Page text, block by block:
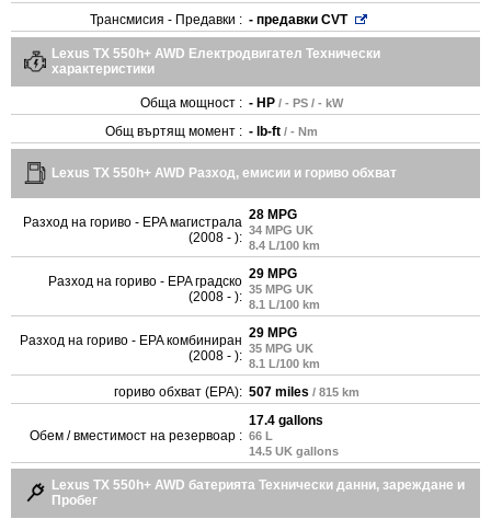
Трансмисия - Предавки : - предавки CVT
Lexus TX 550h+ AWD Електродвигател Технически
характеристики
Обща мощност : - HP / - PS / - kW
Общ въртящ момент : - lb-ft / - Nm
Lexus TX 550h+ AWD Разход, емисии и гориво обхват
Разход на гориво - EPA магистрала
(2008 - ):
28 MPG
34 MPG UK
8.4 L/100 km
Разход на гориво - EPA градско
(2008 - ):
29 MPG
35 MPG UK
8.1 L/100 km
Разход на гориво - EPA комбиниран
(2008 - ):
29 MPG
35 MPG UK
8.1 L/100 km
гориво обхват (EPA): 507 miles / 815 km
Обем / вместимост на резервоар :
17.4 gallons
66 L
14.5 UK gallons
Lexus TX 550h+ AWD батерията Технически данни, зареждане и
Пробег